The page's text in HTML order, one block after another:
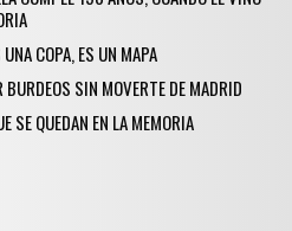
COPA, ES UN MAPA
SIN MOVERTE DE MADRID
QUEDAN EN LA MEMORIA